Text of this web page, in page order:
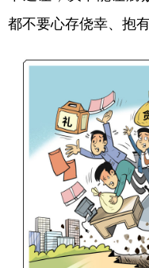
都不要心存侥幸、抱